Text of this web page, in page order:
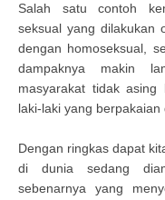
Salah satu contoh
seksual yang dilakukan
dengan homoseksual,
dampaknya makin
masyarakat tidak
laki-laki yang berpakaian
Dengan ringkas dapat
di dunia sedang
sebenarnya yang